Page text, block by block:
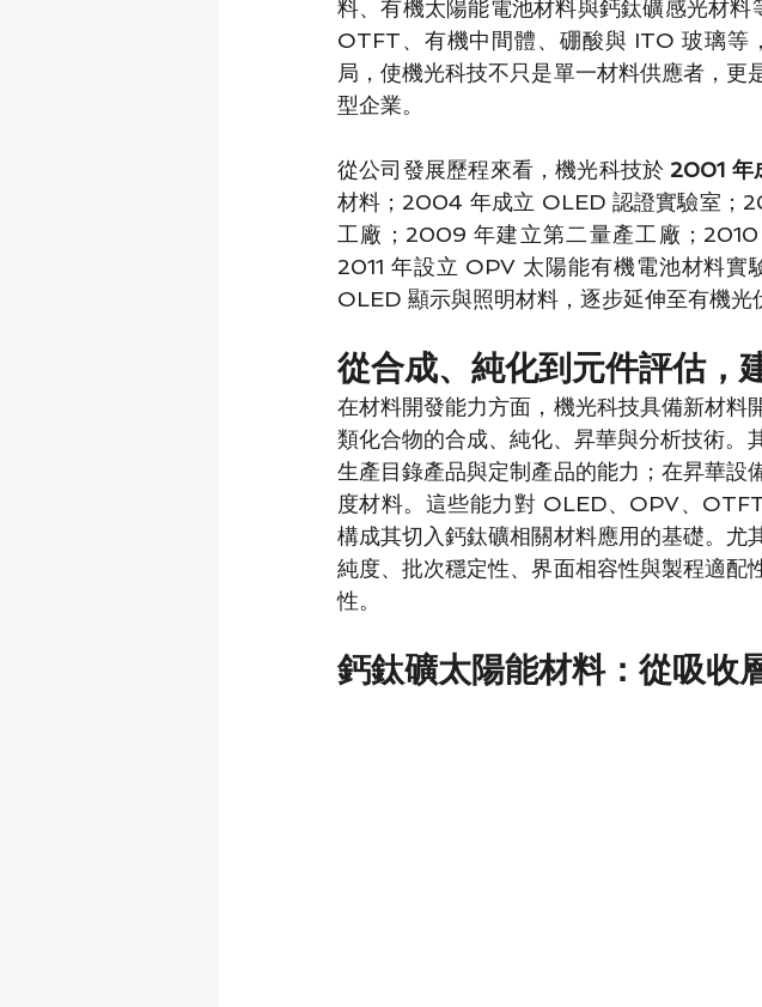
料、有機太陽能電池材料與鈣鈦礦感光材
OTFT、有機中間體、硼酸與 ITO 玻璃等
局，使機光科技不只是單一材料供應者，
型企業。
從公司發展歷程來看，機光科技於 2001 年
材料；2004 年成立 OLED 認證實驗室；
工廠；2009 年建立第二量產工廠；
2011 年設立 OPV 太陽能有機電池材料
OLED 顯示與照明材料，逐步延伸至有機光
從合成、純化到元件評估，
在材料開發能力方面，機光科技具備新材料
類化合物的合成、純化、昇華與分析技術
生產目錄產品與定制產品的能力；在昇華設
度材料。這些能力對 OLED、OPV、
構成其切入鈣鈦礦相關材料應用的基礎。尤
純度、批次穩定性、界面相容性與製程適配
性。
鈣鈦礦太陽能材料：從吸收